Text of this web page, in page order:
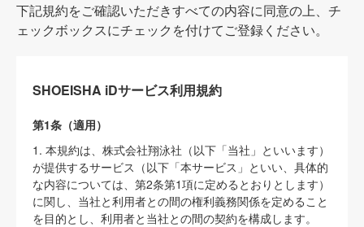
下記規約をご確認いただきすべての内容に同意の上、チ
ェックボックスにチェックを付けてご登録ください。
SHOEISHA iDサービス利用規約
第1条（適用）
1. 本規約は、株式会社翔泳社（以下「当社」といいます）
が提供するサービス（以下「本サービス」といい、具体的
な内容については、第2条第1項に定めるとおりとします）
に関し、当社と利用者との間の権利義務関係を定めること
を目的とし、利用者と当社との間の契約を構成します。